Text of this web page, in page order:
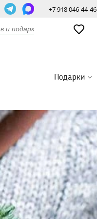
+7 918 046-44-46
Подарки